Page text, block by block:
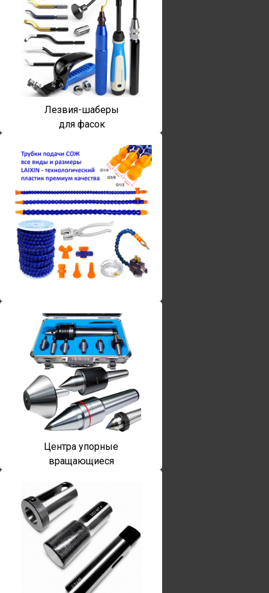
Лезвия-шаберы
для фасок
Винты torx
Центра упорные
вращающиеся